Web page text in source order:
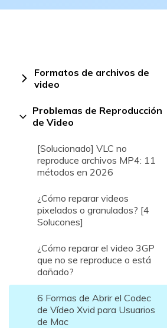
Formatos de archivos de
video
Problemas de Reproducción
de Video
[Solucionado] VLC no
reproduce archivos MP4: 11
métodos en 2026
¿Cómo reparar videos
pixelados o granulados? [4
Solucones]
¿Cómo reparar el video 3GP
que no se reproduce o está
dañado?
6 Formas de Abrir el Codec
de Vídeo Xvid para Usuarios
de Mac